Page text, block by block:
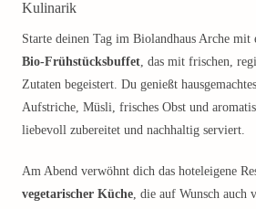
Kulinarik
Starte deinen Tag im Biolandhaus Arche mit
Bio-Frühstücksbuffet, das mit frischen,
Zutaten begeistert. Du genießt
Aufstriche, Müsli, frisches Obst und
liebevoll zubereitet und nachhaltig serviert.
Am Abend verwöhnt dich das hoteleigene
vegetarischer Küche, die auf Wunsch auch